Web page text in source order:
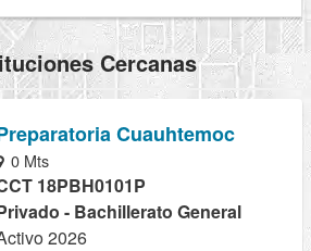
Cercanas
Cuauhtemoc
0 Mts
18PBH0101P
- Bachillerato General
2026